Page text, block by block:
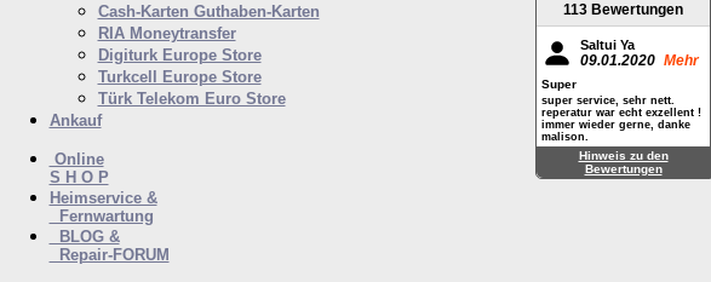
Cash-Karten Guthaben-Karten
RIA Moneytransfer
Digiturk Europe Store
Turkcell Europe Store
Türk Telekom Euro Store
Ankauf
Online
S H O P
Heimservice &
Fernwartung
BLOG &
Repair-FORUM
113 Bewertungen
Saltui Ya
09.01.2020 Mehr
Super
super service, sehr nett.
reperatur war echt exzellent !
immer wieder gerne, danke
malison.
Hinweis zu den
Bewertungen